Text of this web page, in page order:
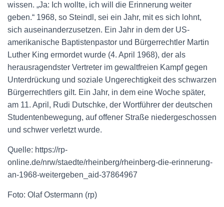
wissen. „Ja: Ich wollte, ich will die Erinnerung weiter
geben.“ 1968, so Steindl, sei ein Jahr, mit es sich lohnt,
sich auseinanderzusetzen. Ein Jahr in dem der US-
amerikanische Baptistenpastor und Bürgerrechtler Martin
Luther King ermordet wurde (4. April 1968), der als
herausragendster Vertreter im gewaltfreien Kampf gegen
Unterdrückung und soziale Ungerechtigkeit des schwarzen
Bürgerrechtlers gilt. Ein Jahr, in dem eine Woche später,
am 11. April, Rudi Dutschke, der Wortführer der deutschen
Studentenbewegung, auf offener Straße niedergeschossen
und schwer verletzt wurde.
Quelle: https://rp-
online.de/nrw/staedte/rheinberg/rheinberg-die-erinnerung-
an-1968-weitergeben_aid-37864967
Foto: Olaf Ostermann (rp)